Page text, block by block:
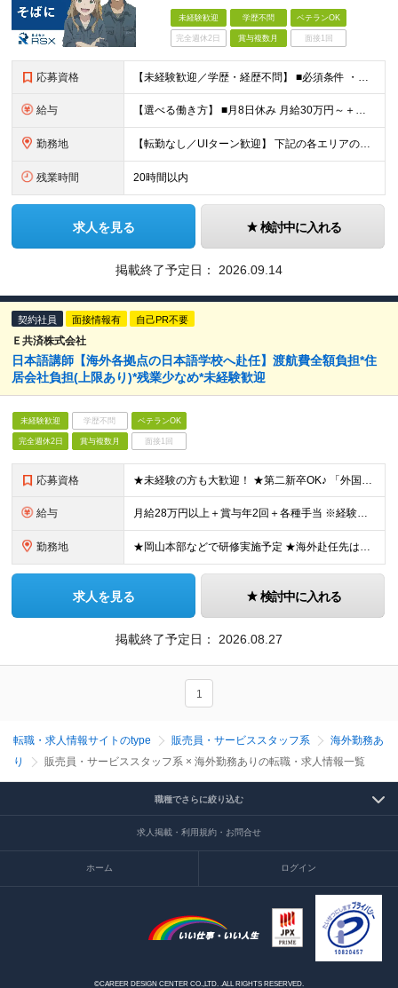
未経験歓迎 学歴不問 ベテランOK
完全週休2日 賞与複数月 面接1回
応募資格 【未経験歓迎／学歴・経歴不問】 ■必須条件 ・普通自動車免許（AT限定可）のみ 特別なスキルや経験は一切不要。 実際に、社員の9割以上が未経験スタートです。 「工具を触ったことがない」 「現場仕
給与 【選べる働き方】 ■月8日休み 月給30万円～＋各種手当＋賞与年2回 ■月10日休み 月給27万円～＋各種手当＋賞与年2回 ※経験・能力を考慮の上、決定します ※上記にはみなし残業手当を含み、超過
勤務地 【転勤なし／UIターン歓迎】 下記の各エリアのお客様先に直行直帰 【関東圏】 ■埼玉県 ■神奈川県 ■東京都 ■千葉県 【関西圏】 ■大阪府 ■兵庫県 ★勤務地は希望を考慮します。 基本は直行
残業時間 20時間以内
求人を見る 検討中に入れる
掲載終了予定日： 2026.09.14
契約社員 面接情報有 自己PR不要
Ｅ共済株式会社
日本語講師【海外各拠点の日本語学校へ赴任】渡航費全額負担*住
居会社負担(上限あり)*残業少なめ*未経験歓迎
未経験歓迎 学歴不問 ベテランOK
完全週休2日 賞与複数月 面接1回
応募資格 ★未経験の方も大歓迎！ ★第二新卒OK♪ 「外国の方の自立を支えたい」という意欲と、お人柄を重視した採用を行ないます！ ■必須条件 ・日本語を母語とする方、または同等の日本語能力を有する方 ・高校
給与 月給28万円以上＋賞与年2回＋各種手当 ※経験・能力を考慮の上、決定します！ ※試用期間3カ月（その間の給与・待遇に差異はありません） ■手当が充実！ ・交通費全額支給 ・時間外手当全額支給 ・家
勤務地 ★岡山本部などで研修実施予定 ★海外赴任先は本人の希望を考慮 【千葉事務所】 千葉県船橋市葛飾町2-384-6 第2小森ビル302 ※変更の範囲：上記を除く当社関連勤務地
求人を見る 検討中に入れる
掲載終了予定日： 2026.08.27
1
転職・求人情報サイトのtype 販売員・サービススタッフ系
海外勤務あ
り
販売員・サービススタッフ系 × 海外勤務ありの転職・求人情報一覧
職種でさらに絞り込む
求人掲載・利用規約・お問合せ
ホーム ログイン
©CAREER DESIGN CENTER CO.,LTD. .ALL RIGHTS RESERVED.